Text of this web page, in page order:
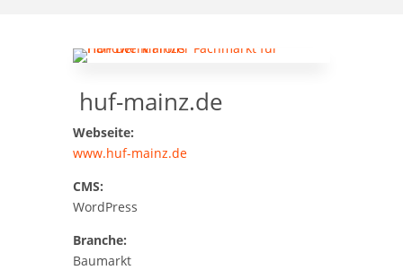
huf-mainz.de
Webseite:
www.huf-mainz.de
CMS:
WordPress
Branche:
Baumarkt